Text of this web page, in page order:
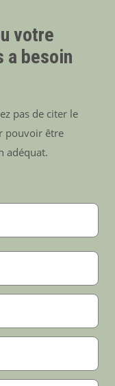
votre
a besoin
pas de citer le
pouvoir être
adéquat.